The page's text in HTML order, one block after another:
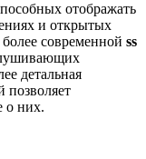
отображать
и открытых
современной ss
детальная
позволяет
о них.